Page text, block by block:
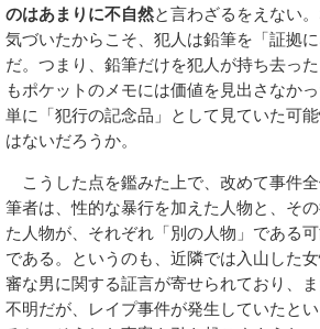
のはあまりに不自然と言わざるをえない
気づいたからこそ、犯人は鉛筆を「証拠
だ。つまり、鉛筆だけを犯人が持ち去っ
もポケットのメモには価値を見出さなか
単に「犯行の記念品」として見ていた可
はないだろうか。
こうした点を鑑みた上で、改めて事件全
筆者は、性的な暴行を加えた人物と、そ
た人物が、それぞれ「別の人物」である
である。というのも、近隣では入山した
審な男に関する証言が寄せられており、
不明だが、レイプ事件が発生していたと